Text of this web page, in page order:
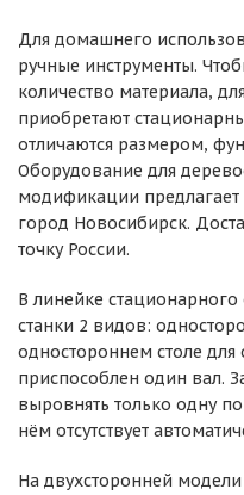
Для домашнего
ручные инструменты.
количество материала,
приобретают
отличаются размером,
Оборудование для
модификации
город Новосибирск.
точку России.
В линейке
станки 2 видов:
одностороннем столе
приспособлен один вал.
выровнять только одну
нём отсутствует
На двухсторонней